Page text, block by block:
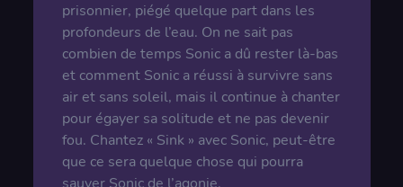
prisonnier, piégé quelque part dans les
profondeurs de l’eau. On ne sait pas
combien de temps Sonic a dû rester là-bas
et comment Sonic a réussi à survivre sans
air et sans soleil, mais il continue à chanter
pour égayer sa solitude et ne pas devenir
fou. Chantez « Sink » avec Sonic, peut-être
que ce sera quelque chose qui pourra